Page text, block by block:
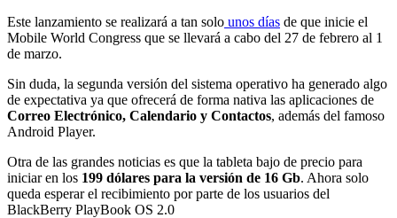
Este lanzamiento se realizará a tan solo unos días de que inicie el
Mobile World Congress que se llevará a cabo del 27 de febrero al 1
de marzo.
Sin duda, la segunda versión del sistema operativo ha generado algo
de expectativa ya que ofrecerá de forma nativa las aplicaciones de
Correo Electrónico, Calendario y Contactos, además del famoso
Android Player.
Otra de las grandes noticias es que la tableta bajo de precio para
iniciar en los 199 dólares para la versión de 16 Gb. Ahora solo
queda esperar el recibimiento por parte de los usuarios del
BlackBerry PlayBook OS 2.0